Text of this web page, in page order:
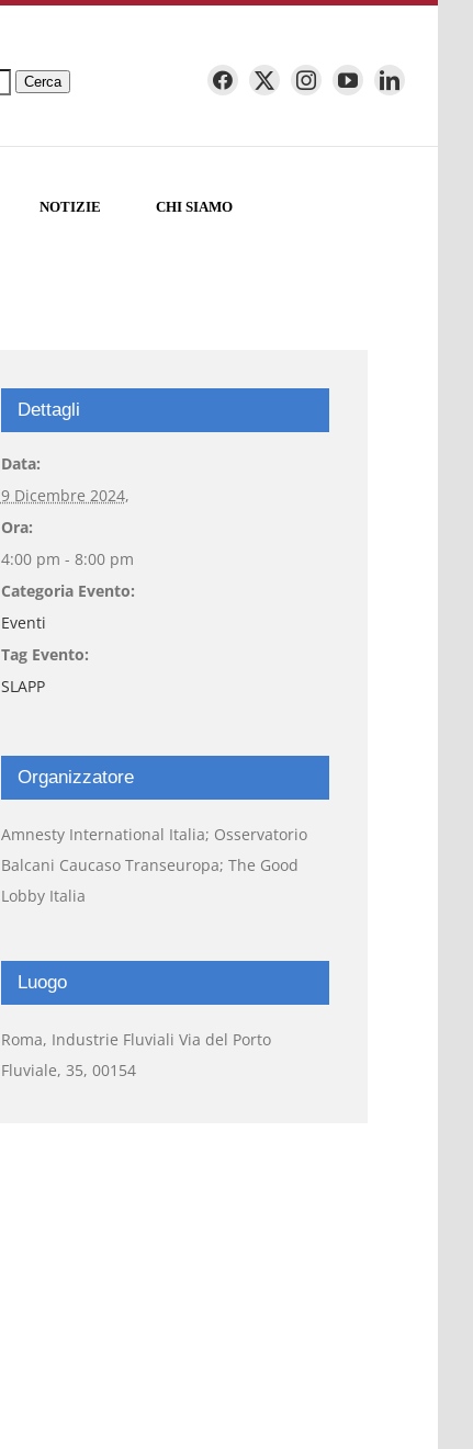
Cerca
NOTIZIE CHI SIAMO
Dettagli
Data:
9 Dicembre 2024,
Ora:
4:00 pm - 8:00 pm
Categoria Evento:
Eventi
Tag Evento:
SLAPP
Organizzatore
Amnesty International Italia; Osservatorio
Balcani Caucaso Transeuropa; The Good
Lobby Italia
Luogo
Roma, Industrie Fluviali Via del Porto
Fluviale, 35, 00154